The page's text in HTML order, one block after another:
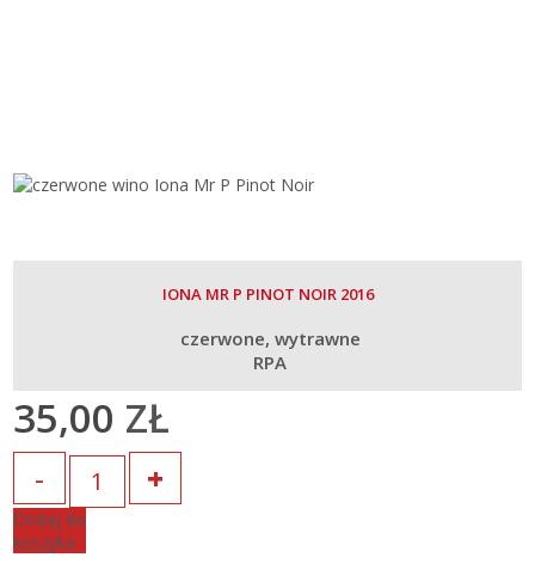
IONA MR P PINOT NOIR 2016
czerwone wytrawne
RPA
35,00 ZŁ
Dodaj do
koszyka